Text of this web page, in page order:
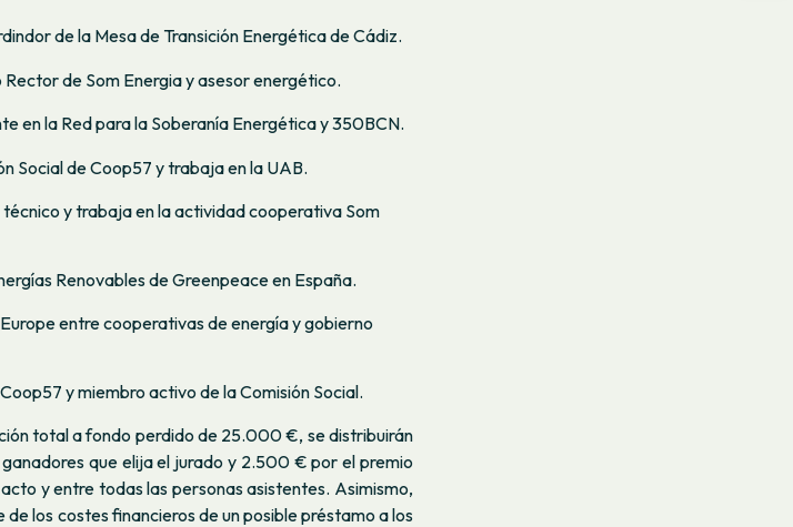
de la Mesa de Transición Energética de Cádiz.
Rector de Som Energia y asesor energético.
en la Red para la Soberanía Energética y 350BCN.
Social de Coop57 y trabaja en la UAB.
y trabaja en la actividad cooperativa Som
Renovables de Greenpeace en España.
entre cooperativas de energía y gobierno
y miembro activo de la Comisión Social.
total a fondo perdido de 25.000 €, se distribuirán
que elija el jurado y 2.500 € por el premio
y entre todas las personas asistentes. Asimismo,
los costes financieros de un posible préstamo a los